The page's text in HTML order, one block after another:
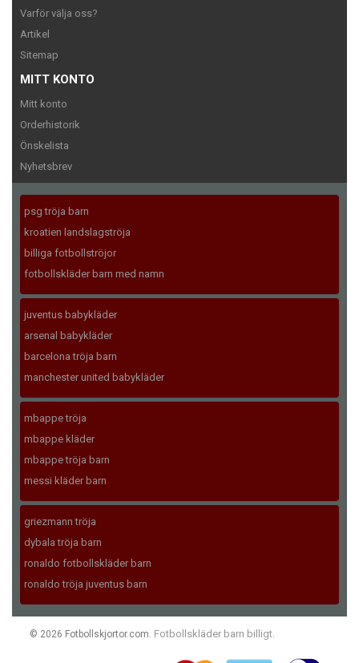
Varför välja oss?
Artikel
Sitemap
MITT KONTO
Mitt konto
Orderhistorik
Önskelista
Nyhetsbrev
psg tröja barn
kroatien landslagströja
billiga fotbollströjor
fotbollskläder barn med namn
juventus babykläder
arsenal babykläder
barcelona tröja barn
manchester united babykläder
mbappe tröja
mbappe kläder
mbappe tröja barn
messi kläder barn
griezmann tröja
dybala tröja barn
ronaldo fotbollskläder barn
ronaldo tröja juventus barn
© 2026 Fotbollskjortor.com. Fotbollskläder barn billigt.